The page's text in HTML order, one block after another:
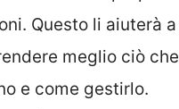
Questo li aiuterà a
meglio ciò che
e come gestirlo.